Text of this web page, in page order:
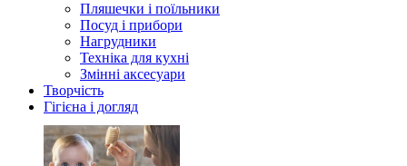
Пляшечки і поїльники
Посуд і прибори
Нагрудники
Техніка для кухні
Змінні аксесуари
Творчість
Гігієна і догляд